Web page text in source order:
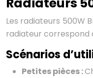
Les radiateurs 500W
radiateur correspond
Scénarios
Petites pièces :